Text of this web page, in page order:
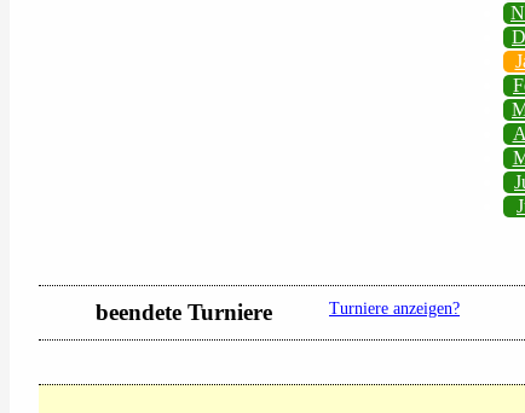
beendete Turniere Turniere anzeigen?